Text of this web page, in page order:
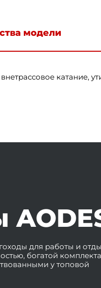
модели
катание,
для работы и
богатой
у топовой